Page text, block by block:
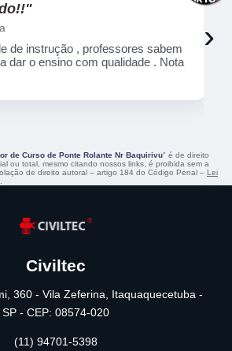
de instrução , professores sabem
dar o ensino com qualidade . Nota
›
de Curso de Ponte Rolante Nr Baquirivu" é de direito
ou total, mesmo citando nossos links, é proibida sem a
de direito autoral – artigo 184 do Código Penal – Lei
.
Civiltec
360 - Vila Zeferina, Itaquaquecetuba -
SP - CEP: 08574-020
(11) 94701-5398